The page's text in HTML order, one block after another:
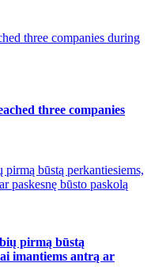
three companies during
three companies
būstą perkantiesiems,
paskesnę būsto paskolą
pirmą būstą
imantiems antrą ar